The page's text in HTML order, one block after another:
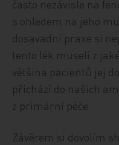
často nezávisle na
s ohledem na jeho
dosavadní praxe si
tento lék museli z
většina pacientů jej
přichází do našich
z primární péče.
Závěrem si dovolím